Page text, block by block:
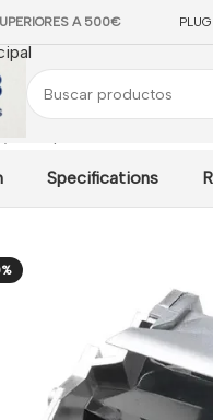
A 500€
Specifications